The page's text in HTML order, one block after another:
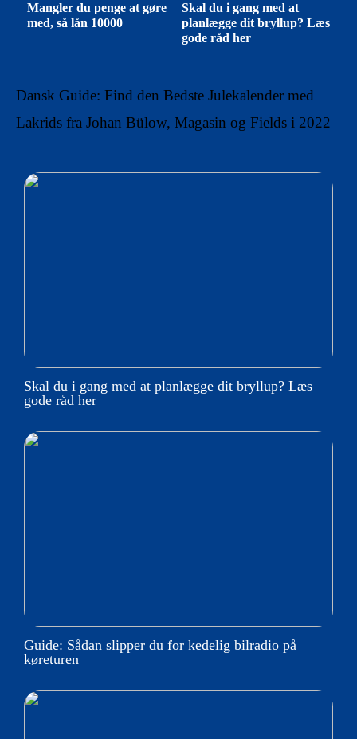
Mangler du penge at gøre
med, så lån 10000
Skal du i gang med at
planlægge dit bryllup? Læs
gode råd her
Dansk Guide: Find den Bedste Julekalender med
Lakrids fra Johan Bülow, Magasin og Fields i 2022
Skal du i gang med at planlægge dit bryllup? Læs
gode råd her
Guide: Sådan slipper du for kedelig bilradio på
køreturen